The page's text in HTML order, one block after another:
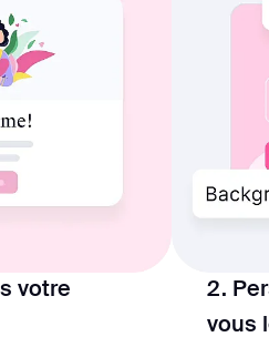
votre
2.
vous